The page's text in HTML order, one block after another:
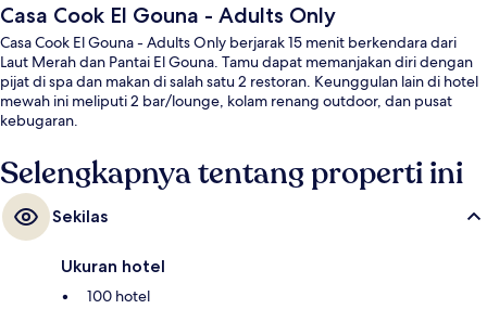
Casa Cook El Gouna - Adults Only
Casa Cook El Gouna - Adults Only berjarak 15 menit berkendara dari
Laut Merah dan Pantai El Gouna. Tamu dapat memanjakan diri dengan
pijat di spa dan makan di salah satu 2 restoran. Keunggulan lain di hotel
mewah ini meliputi 2 bar/lounge, kolam renang outdoor, dan pusat
kebugaran.
Selengkapnya tentang properti ini
Sekilas
Ukuran hotel
100 hotel